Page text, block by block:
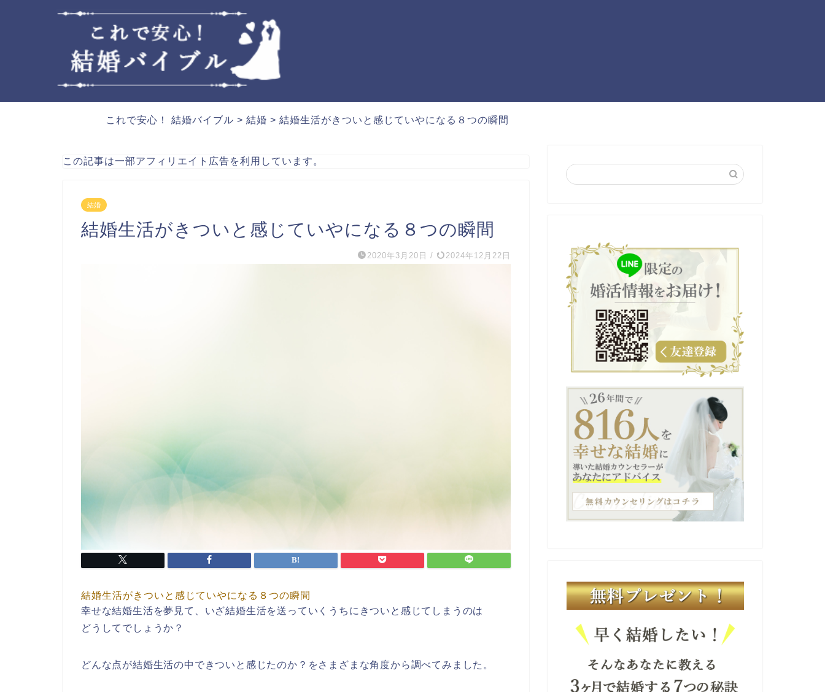
これで安心！ 結婚バイブル > 結婚 > 結婚生活がきついと感じていやになる８つの瞬間
この記事は一部アフィリエイト広告を利用しています。
結婚
結婚生活がきついと感じていやになる８つの瞬間
2020年3月20日 / 2024年12月22日
結婚生活がきついと感じていやになる８つの瞬間
幸せな結婚生活を夢見て、いざ結婚生活を送っていくうちにきついと感じてしまうのは
どうしてでしょうか？
どんな点が結婚生活の中できついと感じたのか？をさまざまな角度から調べてみました。